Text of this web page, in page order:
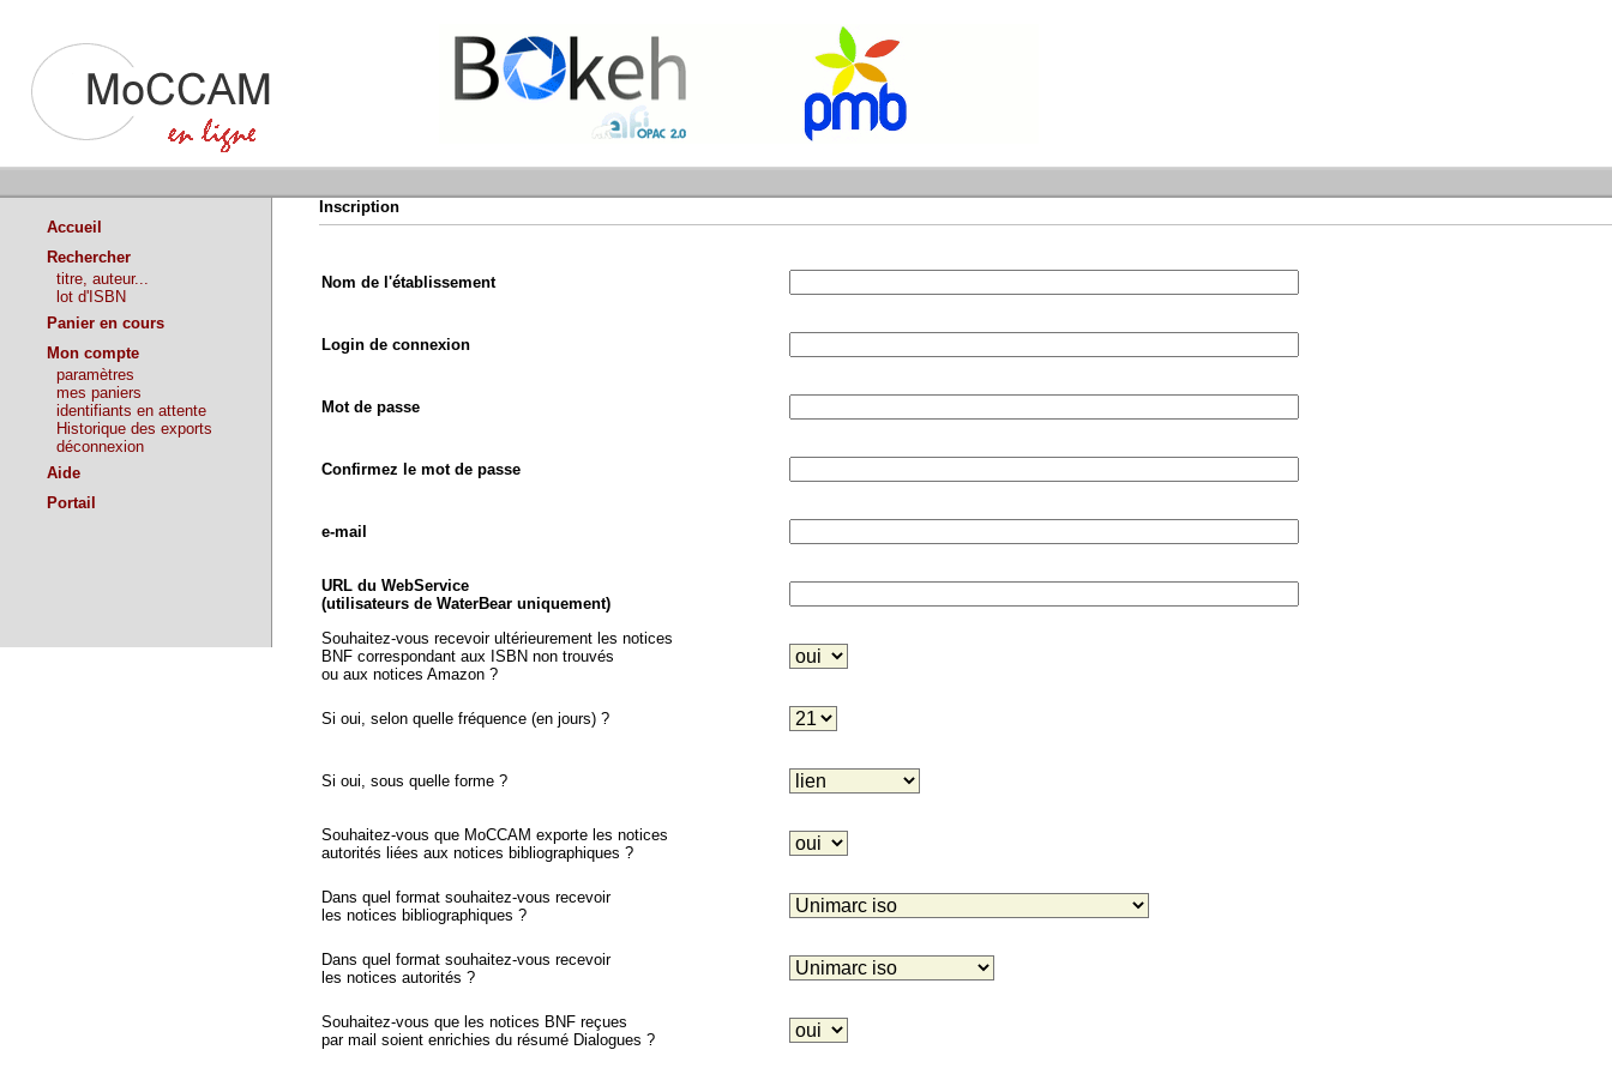
Accueil
Rechercher
titre, auteur...
lot d'ISBN
Panier en cours
Mon compte
paramètres
mes paniers
identifiants en attente
Historique des exports
déconnexion
Aide
Portail
Inscription
Nom de l'établissement
Login de connexion
Mot de passe
Confirmez le mot de passe
e-mail
URL du WebService
(utilisateurs de WaterBear uniquement)
Souhaitez-vous recevoir ultérieurement les notices
BNF correspondant aux ISBN non trouvés
ou aux notices Amazon ?
Si oui, selon quelle fréquence (en jours) ?
Si oui, sous quelle forme ?
Souhaitez-vous que MoCCAM exporte les notices
autorités liées aux notices bibliographiques ?
Dans quel format souhaitez-vous recevoir
les notices bibliographiques ?
Dans quel format souhaitez-vous recevoir
les notices autorités ?
Souhaitez-vous que les notices BNF reçues
par mail soient enrichies du résumé Dialogues ?